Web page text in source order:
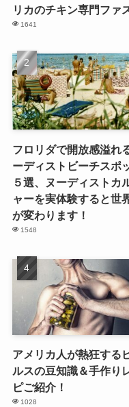
リカのチキン専門ファ
1641
フロリダで開放感溢れ
ーディストビーチスポ
５選、ヌーディストカ
ャーを実体験すると世
が変わります！
1548
アメリカ人が熱狂する
ルスの豆知識＆手作り
ピご紹介！
1028